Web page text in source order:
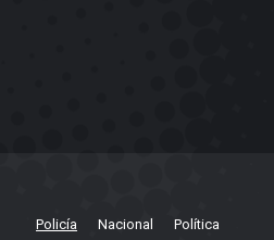
Policía Nacional Política